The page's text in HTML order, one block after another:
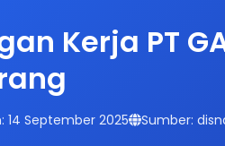
Kerja PT
14 September 2025 Sumber: